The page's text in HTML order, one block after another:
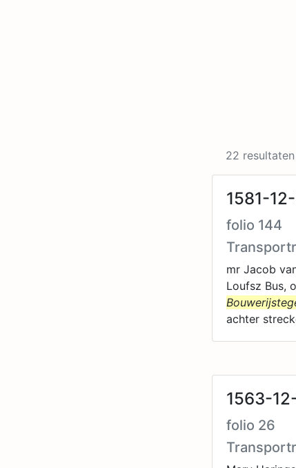
22 resultaten
1581-
folio 144
mr Jacob
Loufsz Bus,
achter
1563-
folio 26